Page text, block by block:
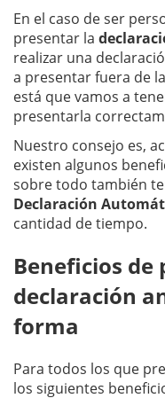
En el caso de ser
presentar la
realizar una
a presentar fuera de
está que vamos a
presentarla
Nuestro consejo es,
existen algunos
sobre todo también
Declaración
cantidad de tiempo.
Beneficios de
declaración
forma
Para todos los que
los siguientes